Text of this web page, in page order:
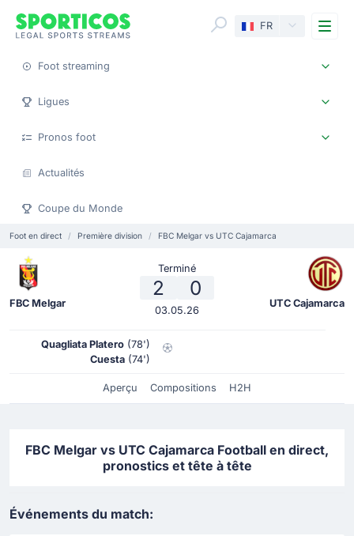
FR
Foot streaming
Ligues
Pronos foot
Actualités
Coupe du Monde
Foot en direct Première division FBC Melgar vs UTC Cajamarca
FBC Melgar
Terminé
2 0
03.05.26
UTC Cajamarca
Quagliata Platero (78')
Cuesta (74')
Aperçu Compositions H2H
FBC Melgar vs UTC Cajamarca Football en direct,
pronostics et tête à tête
Événements du match: